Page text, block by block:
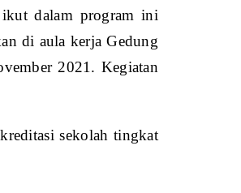
ikut dalam program ini
di aula kerja Gedung
2021. Kegiatan
sekolah tingkat